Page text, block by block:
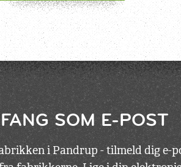
SOM E-POST
i Pandrup - tilmeld dig e-